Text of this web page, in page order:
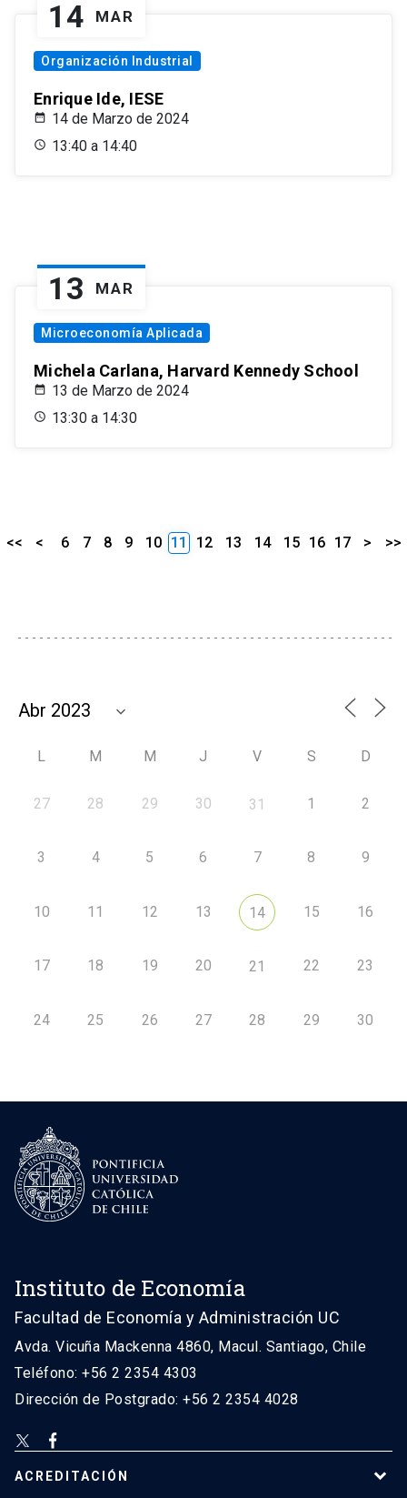
14 MAR
Organización Industrial
Enrique Ide, IESE
14 de Marzo de 2024
13:40 a 14:40
13 MAR
Microeconomía Aplicada
Michela Carlana, Harvard Kennedy School
13 de Marzo de 2024
13:30 a 14:30
<< < 6 7 8 9 10 11 12 13 14 15 16 17 > >>
L M M J V S D
27 28 29 30 31 1 2
3 4 5 6 7 8 9
10 11 12 13 14 15 16
17 18 19 20 21 22 23
24 25 26 27 28 29 30
Instituto de Economía
Facultad de Economía y Administración UC
Avda. Vicuña Mackenna 4860, Macul. Santiago, Chile
Teléfono: +56 2 2354 4303
Dirección de Postgrado: +56 2 2354 4028
ACREDITACIÓN